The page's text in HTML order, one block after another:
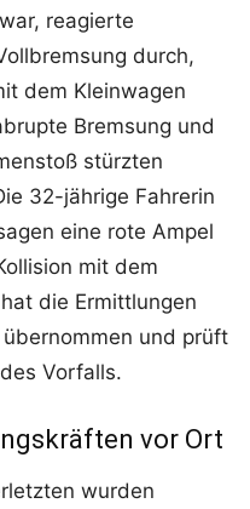
reagierte
durch,
dem Kleinwagen
Bremsung und
stürzten
32-jährige Fahrerin
eine rote Ampel
mit dem
die Ermittlungen
und prüft
Vorfalls.
vor Ort
wurden